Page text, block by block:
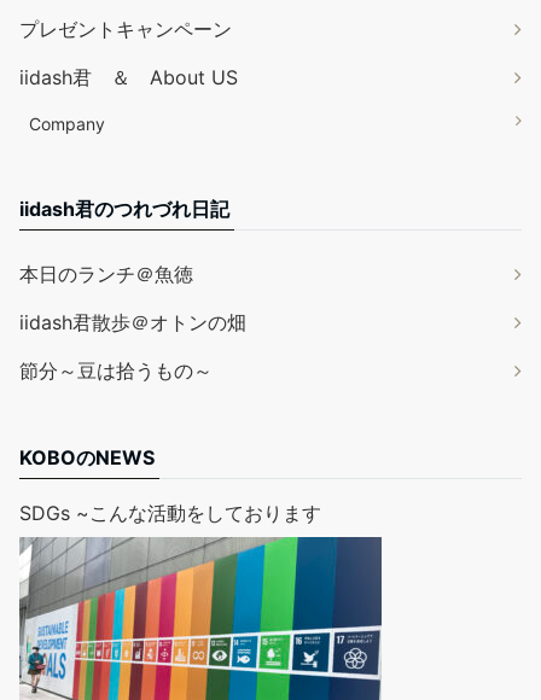
プレゼントキャンペーン
iidash君 ＆ About US
Company
iidash君のつれづれ日記
本日のランチ＠魚徳
iidash君散歩＠オトンの畑
節分～豆は拾うもの～
KOBOのNEWS
SDGs ~こんな活動をしております